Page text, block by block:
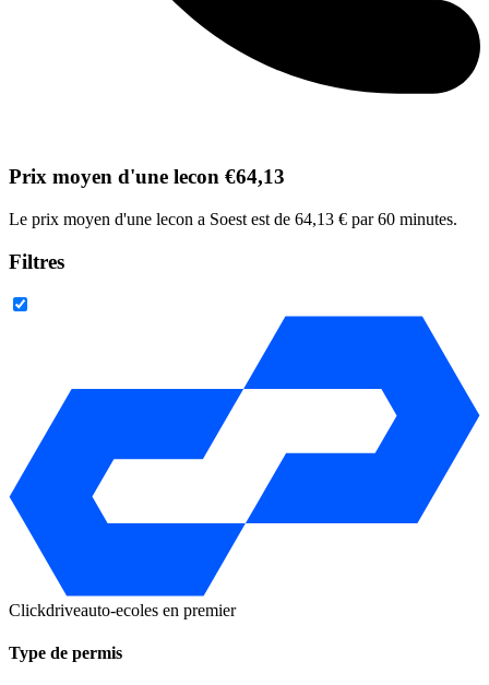
Prix moyen d'une lecon €64,13
Le prix moyen d'une lecon a Soest est de 64,13 € par 60 minutes.
Filtres
Clickdriveauto-ecoles en premier
Type de permis